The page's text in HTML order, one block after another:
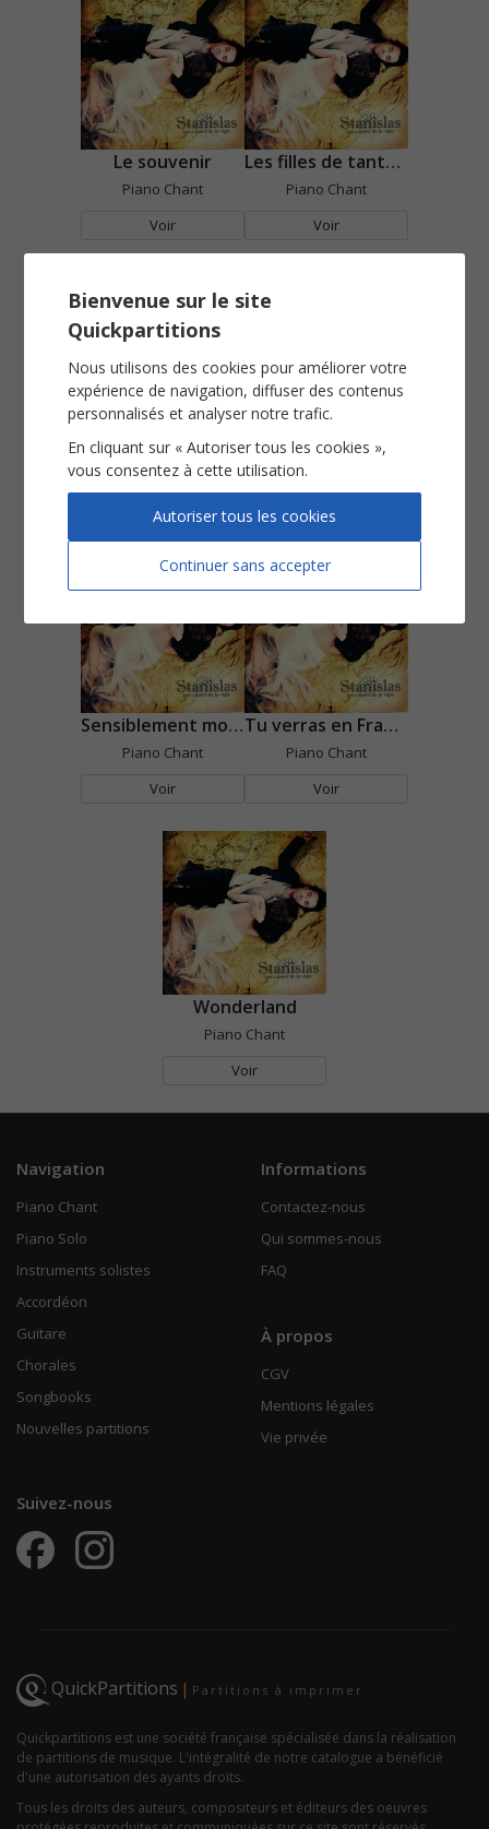
Le souvenir
Piano Chant
Voir
Les filles de tante Elisa
Piano Chant
Voir
Ma belle Eve
Piano Chant
Ondine
Piano Chant
Sensiblement modifiés
Piano Chant
Voir
Tu verras en France
Piano Chant
Voir
Wonderland
Piano Chant
Voir
Navigation
Piano Chant
Piano Solo
Instruments solistes
Accordéon
Guitare
Chorales
Songbooks
Nouvelles partitions
Informations
Contactez-nous
Qui sommes-nous
FAQ
À propos
CGV
Mentions légales
Vie privée
Suivez-nous
QuickPartitions | Partitions à imprimer
Quickpartitions est une société française spécialisée dans la réalisation
de partitions de musique. L'intégralité de notre catalogue a bénéficié
d'une autorisation des ayants droits.
Tous les droits des auteurs, compositeurs et éditeurs des oeuvres
Bienvenue sur le site
Quickpartitions
Nous utilisons des cookies pour améliorer votre
expérience de navigation, diffuser des contenus
personnalisés et analyser notre trafic.
En cliquant sur « Autoriser tous les cookies »,
vous consentez à cette utilisation.
Continuer sans accepter
Autoriser tous les cookies